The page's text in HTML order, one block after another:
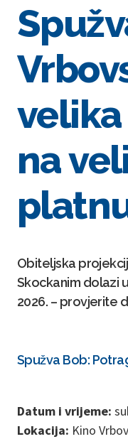
na
Obiteljska
Skockanim dolazi
2026. – provjerite
Spužva Bob:
Datum i vrijeme:
Lokacija: Kino